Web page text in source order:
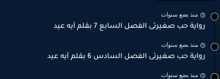
منذ بضع سنوات
رواية حب صغيرتى الفصل السابع 7 بقلم آيه عيد
منذ بضع سنوات
رواية حب صغيرتى الفصل السادس 6 بقلم آيه عيد
منذ بضع سنوات